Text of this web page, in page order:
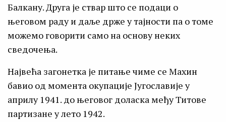
Балкану. Друга је ствар што се подаци о
његовом раду и даље држе у тајности па о томе
можемо говорити само на основу неких
сведочења.
Највећа загонетка је питање чиме се Махин
бавио од момента окупације Југославије у
априлу 1941. до његовог доласка међу Титове
партизане у лето 1942.